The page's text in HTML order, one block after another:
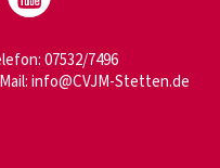
07532/7496
info@CVJM-Stetten.de